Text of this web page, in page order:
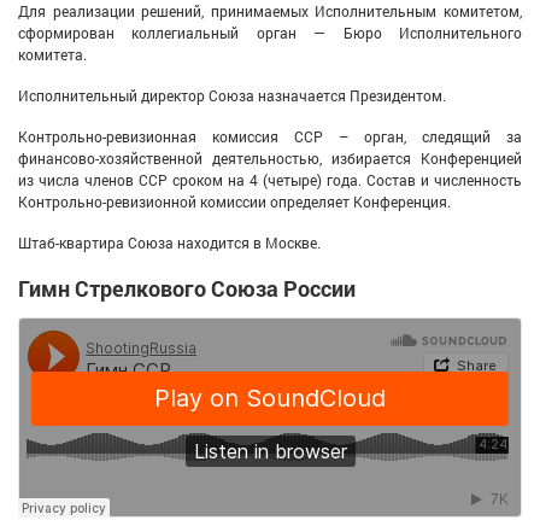
Для реализации решений, принимаемых Исполнительным комитетом,
сформирован коллегиальный орган — Бюро Исполнительного
комитета.
Исполнительный директор Союза назначается Президентом.
Контрольно-ревизионная комиссия ССР – орган, следящий за
финансово-хозяйственной деятельностью, избирается Конференцией
из числа членов ССР сроком на 4 (четыре) года. Состав и численность
Контрольно-ревизионной комиссии определяет Конференция.
Штаб-квартира Союза находится в Москве.
Гимн Стрелкового Союза России